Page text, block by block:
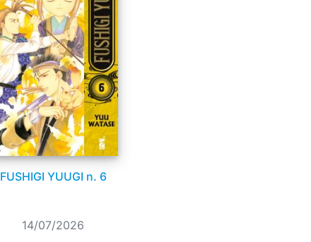
FUSHIGI YUUGI n. 6
14/07/2026